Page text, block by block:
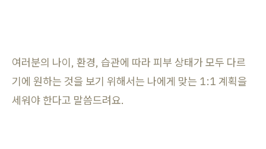
여러분의 나이, 환경, 습관에 따라 피부 상태가 모두 다르
기에 원하는 것을 보기 위해서는 나에게 맞는 1:1 계획을
세워야 한다고 말씀드려요.